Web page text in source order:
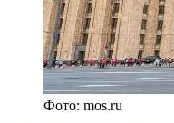
Фото: mos.ru